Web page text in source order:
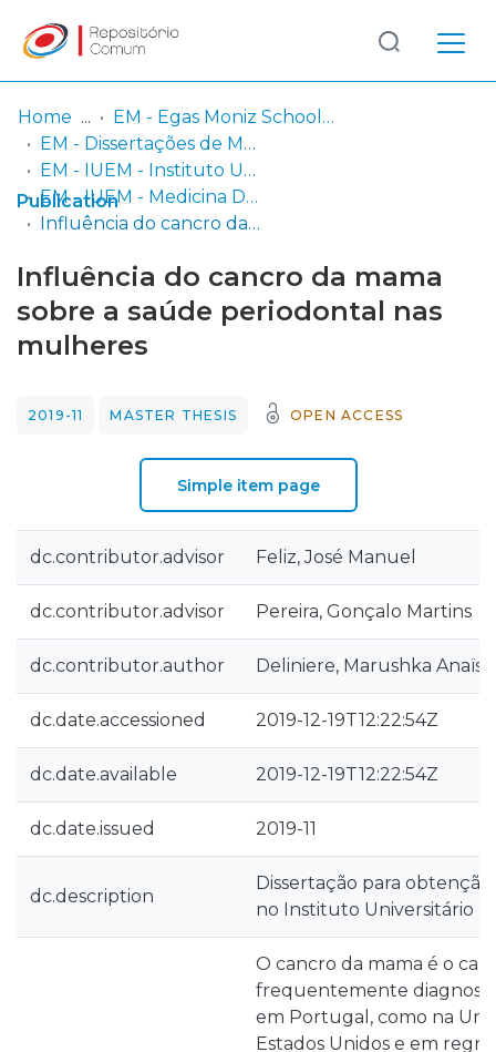
Communities
& Collections
Browse repository
Statistics
Log
In
(current)
Home
EM - Egas Moniz School of Health & Science
EM - Dissertações de Mestrado
EM - IUEM - Instituto Universitário Egas Moniz
EM - IUEM - Medicina Dentária
Influência do cancro da mama sobre a saúde periodontal nas mulheres
Publication
Influência do cancro da mama
sobre a saúde periodontal nas
mulheres
2019-11 MASTER THESIS OPEN ACCESS
Simple item page
dc.contributor.advisor Feliz, José Manuel
dc.contributor.advisor Pereira, Gonçalo Martins
dc.contributor.author Deliniere, Marushka Anaïs
dc.date.accessioned 2019-12-19T12:22:54Z
dc.date.available 2019-12-19T12:22:54Z
dc.date.issued 2019-11
dc.description
Dissertação para
no Instituto Universitário
O cancro da mama é o
frequentemente
em Portugal, como na
Estados Unidos e em